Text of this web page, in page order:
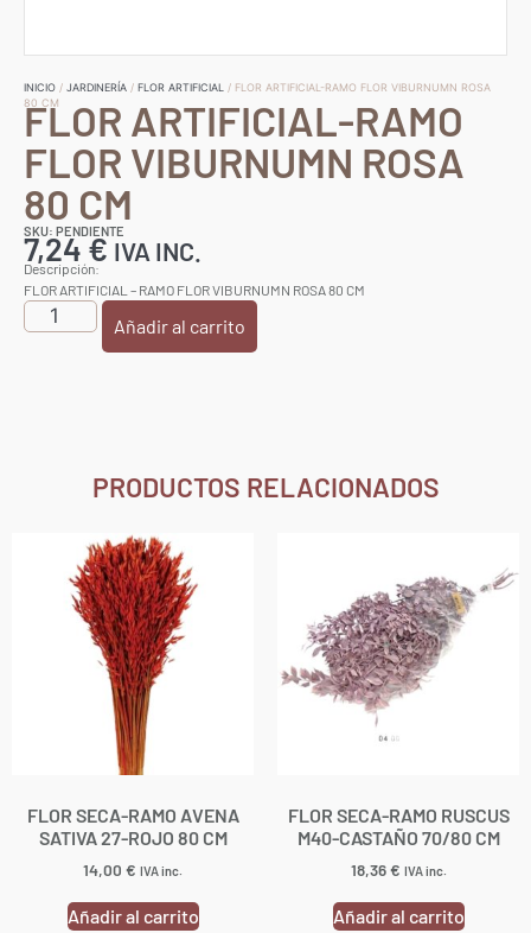
INICIO / JARDINERÍA / FLOR ARTIFICIAL
/ FLOR ARTIFICIAL-RAMO FLOR VIBURNUMN ROSA
80 CM
FLOR ARTIFICIAL-RAMO
FLOR VIBURNUMN ROSA
80 CM
SKU: PENDIENTE
7,24€ IVA INC.
Descripción:
FLOR ARTIFICIAL – RAMO FLOR VIBURNUMN ROSA 80 CM
Añadir al carrito
PRODUCTOS RELACIONADOS
FLOR SECA-RAMO AVENA
SATIVA 27-ROJO 80 CM
14,00 € IVA inc.
Añadir al carrito
FLOR SECA-RAMO RUSCUS
M40-CASTAÑO 70/80 CM
18,36€ IVA inc.
Añadir al carrito